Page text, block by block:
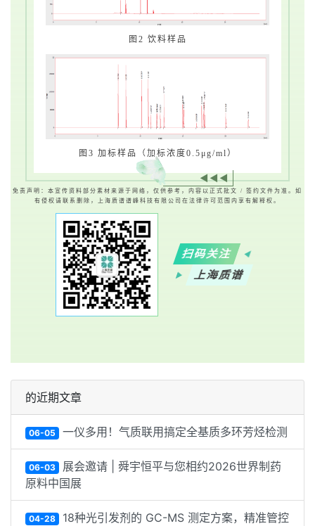
图2 饮料样品
图3 加标样品（加标浓度0.5μg/ml）
◀◀◀
免责声明：本宣传资料部分素材来源于网络，仅供参考，内容以正式批文 / 签约文件为准。如
有侵权请联系删除，上海质谱谱峰科技有限公司在法律许可范围内享有解释权。
扫码关注
上海质谱
的近期文章
06-05 一仪多用！气质联用搞定全基质多环芳烃检测
06-03 展会邀请 | 舜宇恒平与您相约2026世界制药
原料中国展
04-28 18种光引发剂的 GC-MS 测定方案，精准管控